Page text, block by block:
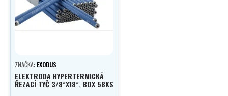
ZNAČKA: EXODUS
ELEKTRODA HYPERTERMICKÁ
ŘEZACÍ TYČ 3/8”X18”, BOX 58KS